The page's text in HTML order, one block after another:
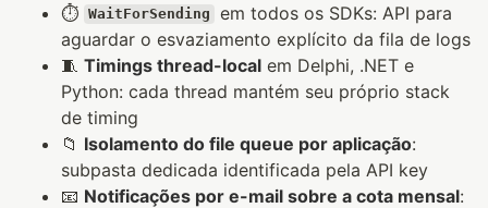
⏱️ WaitForSending
em todos os SDKs: API para
aguardar o esvaziamento explícito da fila de logs
🧵 Timings thread-local em Delphi, .NET e
Python: cada thread mantém seu próprio stack
de timing
📁 Isolamento do file queue por aplicação:
subpasta dedicada identificada pela API key
📧 Notificações por e-mail sobre a cota mensal: